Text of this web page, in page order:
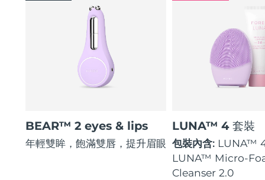
BEAR™ 2 eyes & lips
年輕雙眸，飽滿雙唇，提升眉眼
LUNA™ 4 套裝
包裝內含: LUNA™
LUNA™ Micro-
Cleanser 2.0